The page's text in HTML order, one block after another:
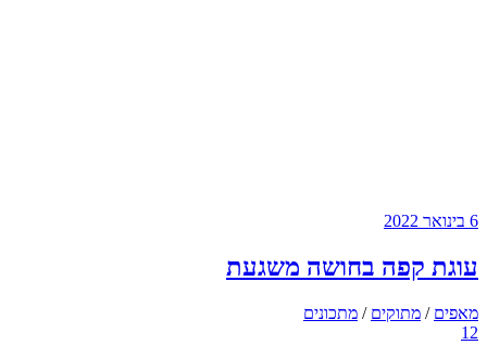
6 בינואר 2022
עוגת קפה בחושה משגעת
מאפים / מתוקים / מתכונים
12